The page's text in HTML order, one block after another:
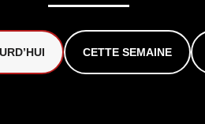
CETTE SEMAINE